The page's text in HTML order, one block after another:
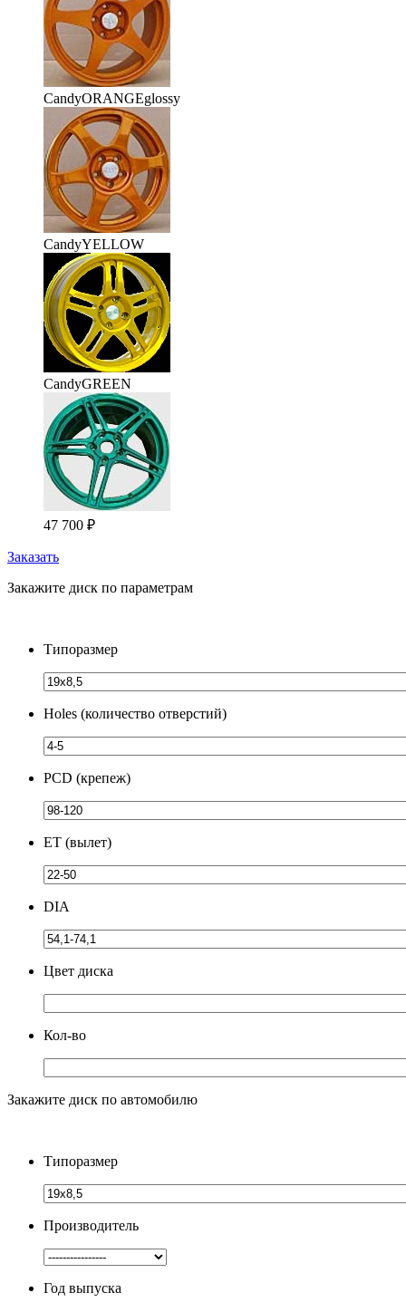
CandyORANGEglossy
CandyYELLOW
CandyGREEN
47 700 ₽
Заказать
Закажите диск по параметрам
Типоразмер
Holes (количество отверстий)
PCD (крепеж)
ЕТ (вылет)
DIA
Цвет диска
Кол-во
Закажите диск по автомобилю
Типоразмер
Производитель
Год выпуска